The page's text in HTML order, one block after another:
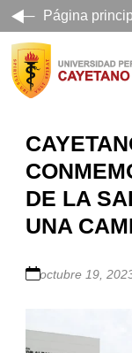
Página
DE LA
UNA
octubre 19,